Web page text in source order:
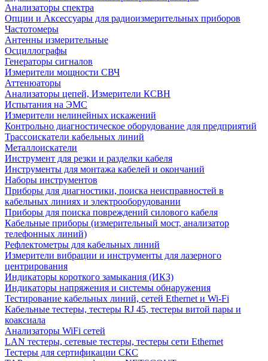
Анализаторы спектра
Опции и Аксессуары для радиоизмерительных приборов
Частотомеры
Антенны измерительные
Осциллографы
Генераторы сигналов
Измерители мощности СВЧ
Аттенюаторы
Анализаторы цепей, Измерители КСВН
Испытания на ЭМС
Измерители нелинейных искажений
Контрольно диагностическое оборудование для предприятий
Трассоискатели кабельных линий
Металлоискатели
Инструмент для резки и разделки кабеля
Инструменты для монтажа кабелей и окончаний
Наборы инструментов
Приборы для диагностики, поиска неисправностей в
кабельных линиях и электрооборудовании
Приборы для поиска повреждений силового кабеля
Кабельные приборы (измерительный мост, анализатор
телефонных линий)
Рефлектометры для кабельных линий
Измерители вибрации и инструменты для лазерного
центрирования
Индикаторы короткого замыкания (ИКЗ)
Индикаторы напряжения и системы обнаружения
Тестирование кабельных линий, сетей Ethernet и Wi-Fi
Кабельные тестеры, тестеры RJ 45, тестеры витой пары и
коаксиала
Анализаторы WiFi сетей
LAN тестеры, сетевые тестеры, тестеры сети Ethernet
Тестеры для сертификации СКС